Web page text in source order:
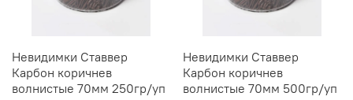
Невидимки Ставвер
Карбон коричнев
волнистые 70мм 250гр/уп
Невидимки Ставвер
Карбон коричнев
волнистые 70мм 500гр/уп